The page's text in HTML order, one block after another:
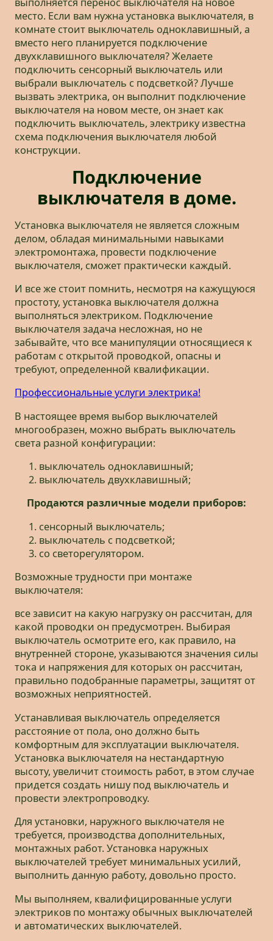
место. Если вам нужна установка выключателя, в
комнате стоит выключатель одноклавишный, а
вместо него планируется подключение
двухклавишного выключателя? Желаете
подключить сенсорный выключатель или
выбрали выключатель с подсветкой? Лучше
вызвать электрика, он выполнит подключение
выключателя на новом месте, он знает как
подключить выключатель, электрику известна
схема подключения выключателя любой
конструкции.
Подключение
выключателя в доме.
Установка выключателя не является сложным
делом, обладая минимальными навыками
электромонтажа, провести подключение
выключателя, сможет практически каждый.
И все же стоит помнить, несмотря на кажущуюся
простоту, установка выключателя должна
выполняться электриком. Подключение
выключателя задача несложная, но не
забывайте, что все манипуляции относящиеся к
работам с открытой проводкой, опасны и
требуют, определенной квалификации.
Профессиональные услуги электрика!
В настоящее время выбор выключателей
многообразен, можно выбрать выключатель
света разной конфигурации:
выключатель одноклавишный;
выключатель двухклавишный;
Продаются различные модели приборов:
сенсорный выключатель;
выключатель с подсветкой;
со светорегулятором.
Возможные трудности при монтаже
выключателя:
все зависит на какую нагрузку он рассчитан, для
какой проводки он предусмотрен. Выбирая
выключатель осмотрите его, как правило, на
внутренней стороне, указываются значения силы
тока и напряжения для которых он рассчитан,
правильно подобранные параметры, защитят от
возможных неприятностей.
Устанавливая выключатель определяется
расстояние от пола, оно должно быть
комфортным для эксплуатации выключателя.
Установка выключателя на нестандартную
высоту, увеличит стоимость работ, в этом случае
придется создать нишу под выключатель и
провести электропроводку.
Для установки, наружного выключателя не
требуется, производства дополнительных,
монтажных работ. Установка наружных
выключателей требует минимальных усилий,
выполнить данную работу, довольно просто.
Мы выполняем, квалифицированные услуги
электриков по монтажу обычных выключателей
и автоматических выключателей.